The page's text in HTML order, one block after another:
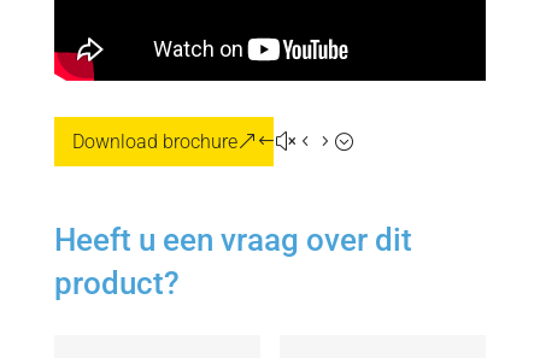
Download brochure
Heeft u een vraag over dit
product?